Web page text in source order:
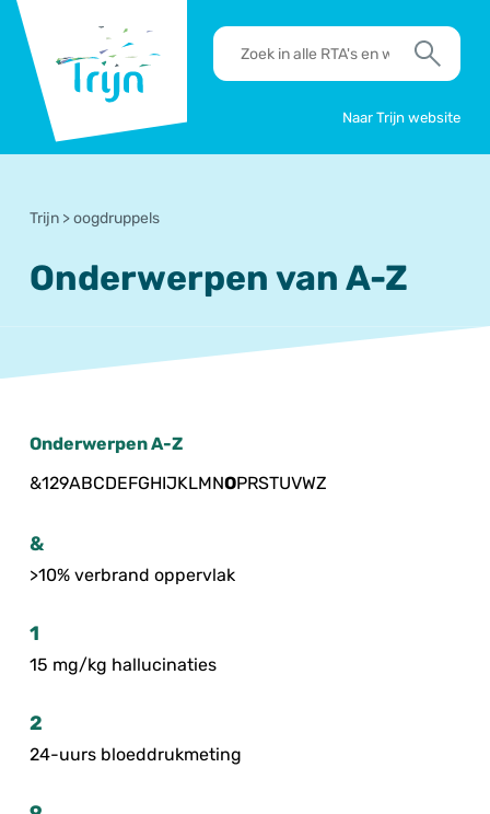
Trijn
RTA's
en
Zoek
Naar Trijn website
Trijn >oogdruppels
Onderwerpen van A-Z
Onderwerpen A-Z
&129ABCDEFGHIJKLMNOPRSTUVWZ
&
>10% verbrand oppervlak
1
15 mg/kg hallucinaties
2
24-uurs bloeddrukmeting